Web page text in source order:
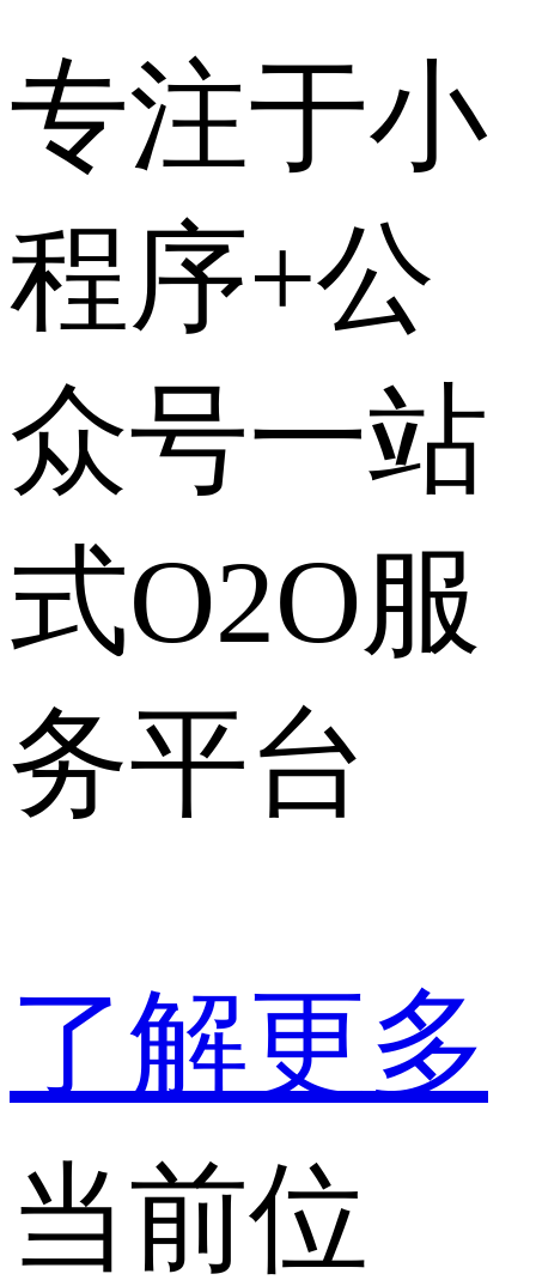
专注于小
程序+公
众号一站
式O2O服
务平台
了解更多
当前位